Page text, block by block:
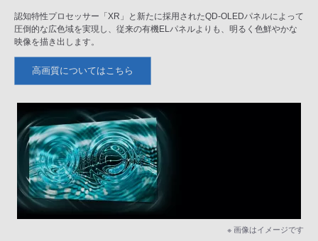
認知特性プロセッサー「XR」と新たに採用されたQD-OLEDパネルによって
圧倒的な広色域を実現し、従来の有機ELパネルよりも、明るく色鮮やかな
映像を描き出します。
高画質についてはこちら
※ 画像はイメージです